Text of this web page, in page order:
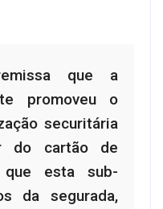
que a
promoveu o
securitária
do cartão de
esta sub-
da segurada,